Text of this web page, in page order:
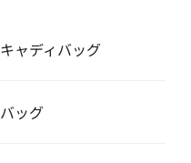
キャディバッグ
バッグ